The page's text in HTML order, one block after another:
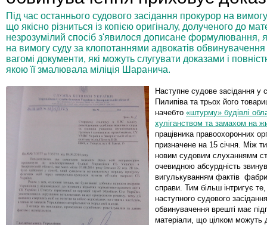
Під час останнього судового засідання прокурор на
що якісно різниться із копією оригіналу, долученого до
незрозумілий спосіб з'явилося дописане формулювання,
на вимогу суду за клопотаннями адвокатів
вагомі документи, які можуть слугувати доказами і
якою її змалювала міліція Шаранича.
Наступне судове засідання у
Пилипіва та трьох його
начебто «штурму» будівлі
хуліганством та замахом на
працівника правоохоронних
призначене на 15 січня. Між
новим судовим слуханнямм
очевидною абсурдність
вигулькуванням фактів
справи. Тим більш інтригує
наступного судового
обвинувачення врешті має
матеріали, що цілком можуть